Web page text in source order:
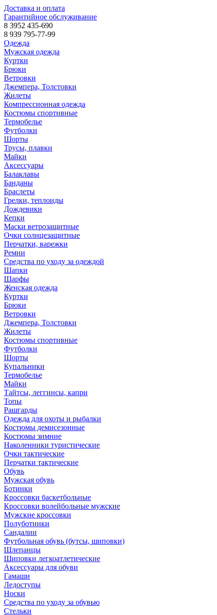
Доставка и оплата
Гарантийное обслуживание
8 3952 435-690
8 939 795-77-99
Одежда
Мужская одежда
Куртки
Брюки
Ветровки
Джемпера, Толстовки
Жилеты
Компрессионная одежда
Костюмы спортивные
Термобелье
Футболки
Шорты
Трусы, плавки
Майки
Аксессуары
Балаклавы
Банданы
Браслеты
Грелки, теплоиды
Дождевики
Кепки
Маски ветрозащитные
Очки солнцезащитные
Перчатки, варежки
Ремни
Средства по уходу за одеждой
Шапки
Шарфы
Женская одежда
Куртки
Брюки
Ветровки
Джемпера, Толстовки
Жилеты
Костюмы спортивные
Футболки
Шорты
Купальники
Термобелье
Майки
Тайтсы, леггинсы, капри
Топы
Рашгарды
Одежда для охоты и рыбалки
Костюмы демисезонные
Костюмы зимние
Наколенники туристические
Очки тактические
Перчатки тактические
Обувь
Мужская обувь
Ботинки
Кроссовки баскетбольные
Кроссовки волейбольные мужские
Мужские кроссовки
Полуботинки
Сандалии
Футбольная обувь (бутсы, шиповки)
Шлепанцы
Шиповки легкоатлетические
Аксессуары для обуви
Гамаши
Ледоступы
Носки
Средства по уходу за обувью
Стельки